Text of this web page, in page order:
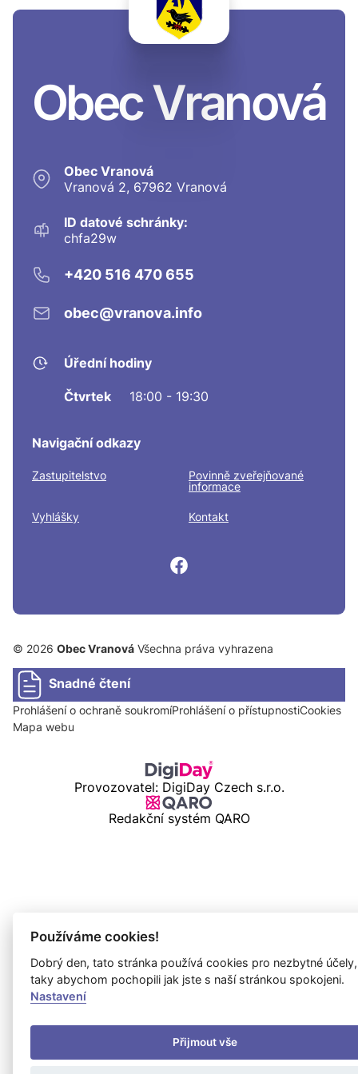
Obec Vranová
Obec Vranová
Vranová 2, 67962 Vranová
ID datové schránky:
chfa29w
+420 516 470 655
obec@vranova.info
Úřední hodiny
Čtvrtek 18:00 - 19:30
Navigační odkazy
Zastupitelstvo
Povinně zveřejňované
informace
Vyhlášky Kontakt
© 2026 Obec Vranová Všechna práva vyhrazena
Snadné čtení
Prohlášení o ochraně soukromíProhlášení o přístupnostiCookies
Mapa webu
Provozovatel: DigiDay Czech s.r.o.
Redakční systém QARO
Používáme cookies!
Dobrý den, tato stránka používá cookies pro nezbytné
taky abychom pochopili jak jste s naší stránkou spokojeni.
Nastavení
Přijmout vše